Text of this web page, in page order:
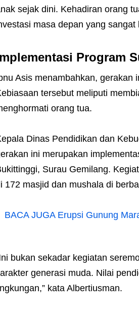
sejak dini. Kehadiran orang
masa depan yang sangat
Program
Asis menambahkan, gerakan
tersebut meliputi
orang tua.
Dinas Pendidikan dan
ini merupakan
Surau Gemilang.
172 masjid dan mushala di
BACA JUGA Erupsi Gunung
bukan sekadar kegiatan
generasi muda. Nilai
kata Albertiusman.